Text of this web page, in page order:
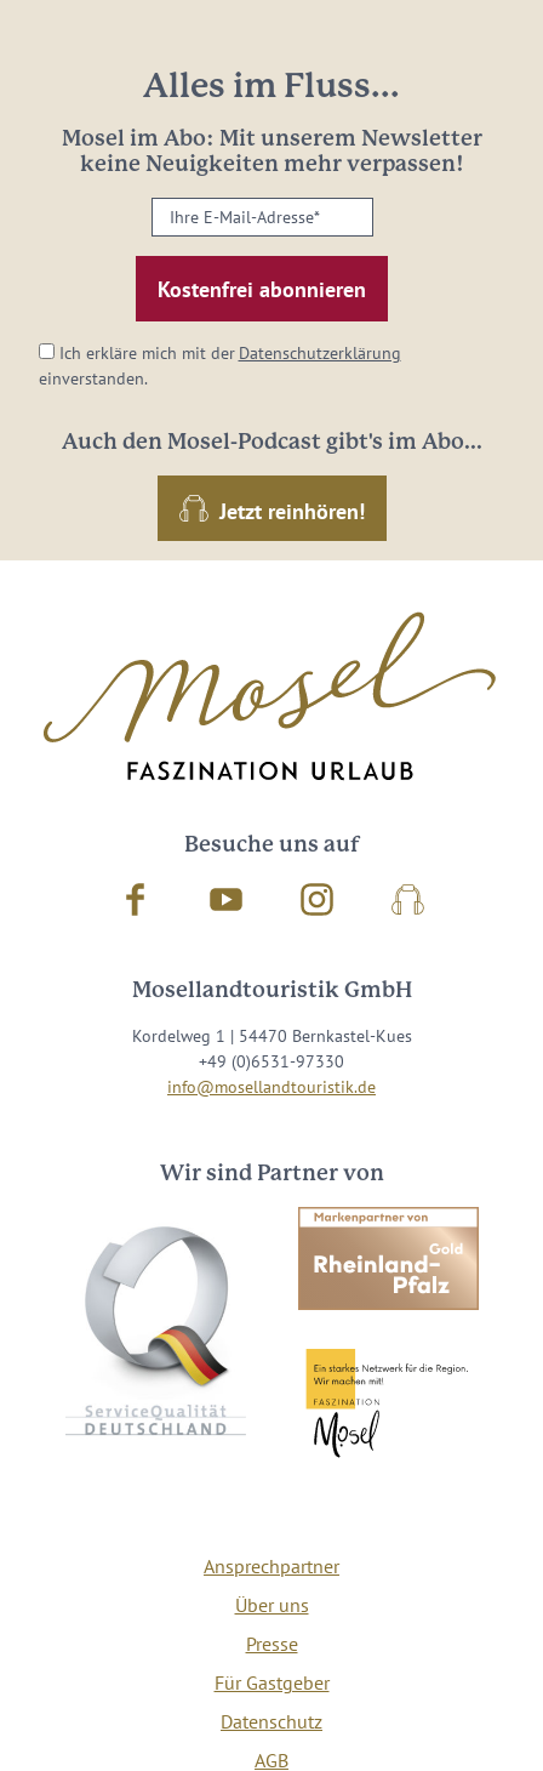
Alles im Fluss...
Mosel im Abo: Mit unserem Newsletter
keine Neuigkeiten mehr verpassen!
Ihre
E-
Mail-
Adresse:
Ich erkläre mich mit der Datenschutzerklärung
einverstanden.
Auch den Mosel-Podcast gibt's im Abo...
Jetzt reinhören!
Besuche uns auf
Facebook Youtube InstagramPodcast
Mosellandtouristik GmbH
Kordelweg 1 | 54470 Bernkastel-Kues
+49 (0)6531-97330
info@mosellandtouristik.de
Wir sind Partner von
Ansprechpartner
Über uns
Presse
Für Gastgeber
Datenschutz
AGB